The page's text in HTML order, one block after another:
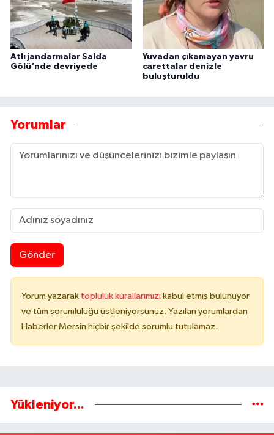
Atlı jandarmalar Salda
Gölü'nde devriyede
Yuvadan çıkamayan yavru
carettalar denizle
buluşturuldu
Yorumlar
Gönder
Yorum yazarak topluluk kurallarımızı kabul etmiş bulunuyor
ve tüm sorumluluğu üstleniyorsunuz. Yazılan yorumlardan
Haberler Mersin hiçbir şekilde sorumlu tutulamaz.
Yükleniyor...